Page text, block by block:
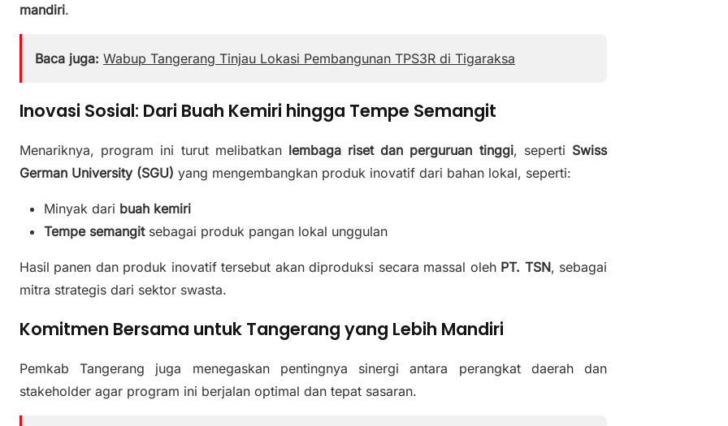
mandiri.
Baca juga: Wabup Tangerang Tinjau Lokasi Pembangunan TPS3R di Tigaraksa
Inovasi Sosial: Dari Buah Kemiri hingga Tempe Semangit
Menariknya, program ini turut melibatkan lembaga riset dan perguruan tinggi, seperti Swiss
German University (SGU) yang mengembangkan produk inovatif dari bahan lokal, seperti:
Minyak dari buah kemiri
Tempe semangitsebagai produk pangan lokal unggulan
Hasil panen dan produk inovatif tersebut akan diproduksi secara massal oleh PT. TSN, sebagai
mitra strategis dari sektor swasta.
Komitmen Bersama untuk Tangerang yang Lebih Mandiri
Pemkab Tangerang juga menegaskan pentingnya sinergi antara perangkat daerah dan
stakeholder agar program ini berjalan optimal dan tepat sasaran.